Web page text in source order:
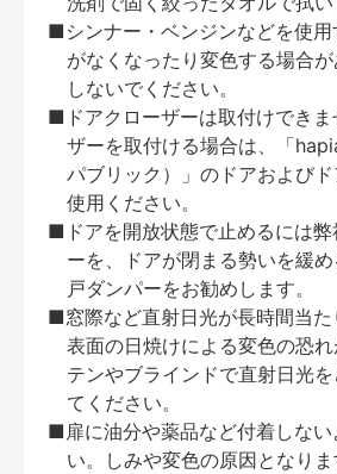
■シンナー・ベンジンなどを使
がなくなったり変色する場合
しないでください。
■ドアクローザーは取付けできま
ザーを取付ける場合は、「
パブリック）」のドアおよび
使用ください。
■ドアを開放状態で止めるには
ーを、ドアが閉まる勢いを緩
戸ダンパーをお勧めします。
■窓際など直射日光が長時間当た
表面の日焼けによる変色の恐
テンやブラインドで直射日光
てください。
■扉に油分や薬品など付着しない
い。しみや変色の原因となりま